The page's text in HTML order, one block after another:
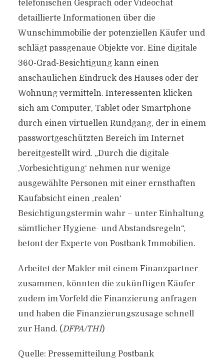
telefonischen Gespräch oder Videochat
detaillierte Informationen über die
Wunschimmobilie der potenziellen Käufer und
schlägt passgenaue Objekte vor. Eine digitale
360-Grad-Besichtigung kann einen
anschaulichen Eindruck des Hauses oder der
Wohnung vermitteln. Interessenten klicken
sich am Computer, Tablet oder Smartphone
durch einen virtuellen Rundgang, der in einem
passwortgeschützten Bereich im Internet
bereitgestellt wird. „Durch die digitale
‚Vorbesichtigung‘ nehmen nur wenige
ausgewählte Personen mit einer ernsthaften
Kaufabsicht einen ‚realen‘
Besichtigungstermin wahr – unter Einhaltung
sämtlicher Hygiene- und Abstandsregeln“,
betont der Experte von Postbank Immobilien.
Arbeitet der Makler mit einem Finanzpartner
zusammen, könnten die zukünftigen Käufer
zudem im Vorfeld die Finanzierung anfragen
und haben die Finanzierungszusage schnell
zur Hand. (DFPA/TH1)
Quelle: Pressemitteilung Postbank